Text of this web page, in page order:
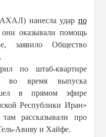
нанесла удар по
оказывали помощь
заявило Общество
.
по штаб-квартире
во время выпуска
в прямом эфире
Республики Иран»
рассказывали про
Авиву и Хайфе.